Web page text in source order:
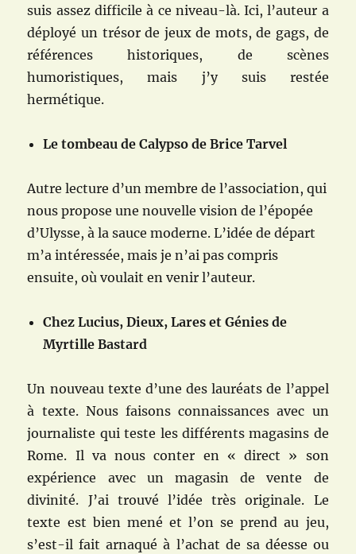
suis assez difficile à ce niveau-là. Ici, l’auteur a
déployé un trésor de jeux de mots, de gags, de
références historiques, de scènes
humoristiques, mais j’y suis restée
hermétique.
Le tombeau de Calypso de Brice Tarvel
Autre lecture d’un membre de l’association, qui
nous propose une nouvelle vision de l’épopée
d’Ulysse, à la sauce moderne. L’idée de départ
m’a intéressée, mais je n’ai pas compris
ensuite, où voulait en venir l’auteur.
Chez Lucius, Dieux, Lares et Génies de
Myrtille Bastard
Un nouveau texte d’une des lauréats de l’appel
à texte. Nous faisons connaissances avec un
journaliste qui teste les différents magasins de
Rome. Il va nous conter en « direct » son
expérience avec un magasin de vente de
divinité. J’ai trouvé l’idée très originale. Le
texte est bien mené et l’on se prend au jeu,
s’est-il fait arnaqué à l’achat de sa déesse ou